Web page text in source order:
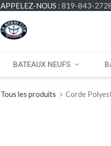
APPELEZ-NOUS : 819-843-
BATEAUX NEUFS
Tous les produits Corde